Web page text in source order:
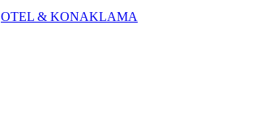
OTEL & KONAKLAMA